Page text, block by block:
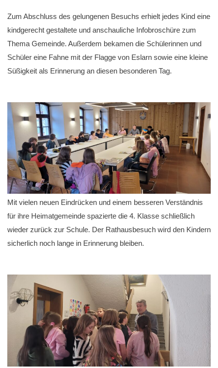
Zum Abschluss des gelungenen Besuchs erhielt jedes Kind eine
kindgerecht gestaltete und anschauliche Infobroschüre zum
Thema Gemeinde. Außerdem bekamen die Schülerinnen und
Schüler eine Fahne mit der Flagge von Eslarn sowie eine kleine
Süßigkeit als Erinnerung an diesen besonderen Tag.
Mit vielen neuen Eindrücken und einem besseren Verständnis
für ihre Heimatgemeinde spazierte die 4. Klasse schließlich
wieder zurück zur Schule. Der Rathausbesuch wird den Kindern
sicherlich noch lange in Erinnerung bleiben.